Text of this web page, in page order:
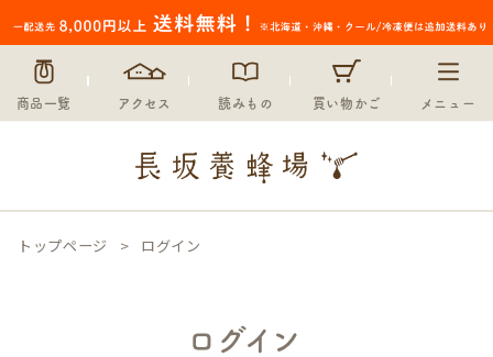
商品一覧 アクセス 読みもの 買い物かご メニュー
トップページ ログイン
ログイン